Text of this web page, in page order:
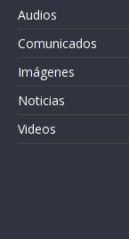
Audios
Comunicados
Imágenes
Noticias
Videos